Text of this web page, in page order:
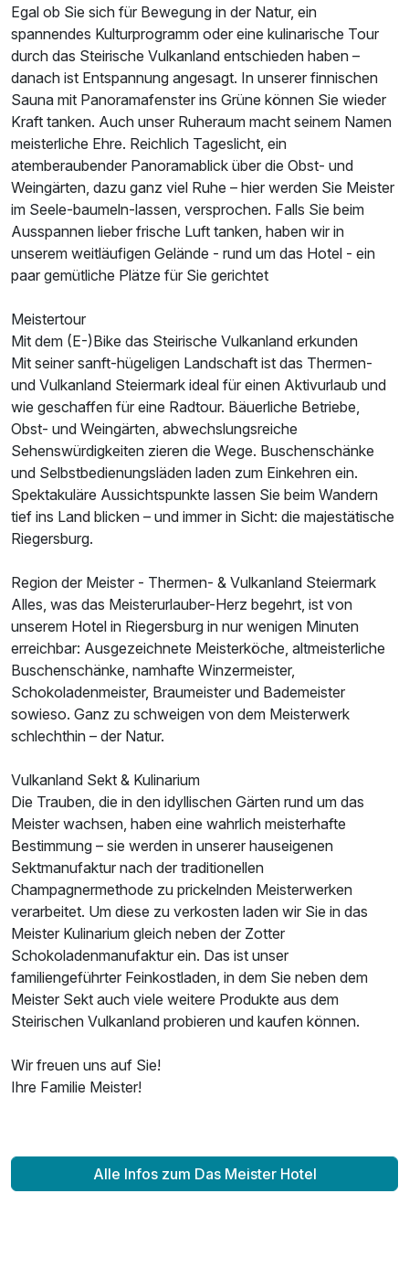
Egal ob Sie sich für Bewegung in der Natur, ein
spannendes Kulturprogramm oder eine kulinarische Tour
durch das Steirische Vulkanland entschieden haben –
danach ist Entspannung angesagt. In unserer finnischen
Sauna mit Panoramafenster ins Grüne können Sie wieder
Kraft tanken. Auch unser Ruheraum macht seinem Namen
meisterliche Ehre. Reichlich Tageslicht, ein
atemberaubender Panoramablick über die Obst- und
Weingärten, dazu ganz viel Ruhe – hier werden Sie Meister
im Seele-baumeln-lassen, versprochen. Falls Sie beim
Ausspannen lieber frische Luft tanken, haben wir in
unserem weitläufigen Gelände - rund um das Hotel - ein
paar gemütliche Plätze für Sie gerichtet
Meistertour
Mit dem (E-)Bike das Steirische Vulkanland erkunden
Mit seiner sanft-hügeligen Landschaft ist das Thermen-
und Vulkanland Steiermark ideal für einen Aktivurlaub und
wie geschaffen für eine Radtour. Bäuerliche Betriebe,
Obst- und Weingärten, abwechslungsreiche
Sehenswürdigkeiten zieren die Wege. Buschenschänke
und Selbstbedienungsläden laden zum Einkehren ein.
Spektakuläre Aussichtspunkte lassen Sie beim Wandern
tief ins Land blicken – und immer in Sicht: die majestätische
Riegersburg.
Region der Meister - Thermen- & Vulkanland Steiermark
Alles, was das Meisterurlauber-Herz begehrt, ist von
unserem Hotel in Riegersburg in nur wenigen Minuten
erreichbar: Ausgezeichnete Meisterköche, altmeisterliche
Buschenschänke, namhafte Winzermeister,
Schokoladenmeister, Braumeister und Bademeister
sowieso. Ganz zu schweigen von dem Meisterwerk
schlechthin – der Natur.
Vulkanland Sekt & Kulinarium
Die Trauben, die in den idyllischen Gärten rund um das
Meister wachsen, haben eine wahrlich meisterhafte
Bestimmung – sie werden in unserer hauseigenen
Sektmanufaktur nach der traditionellen
Champagnermethode zu prickelnden Meisterwerken
verarbeitet. Um diese zu verkosten laden wir Sie in das
Meister Kulinarium gleich neben der Zotter
Schokoladenmanufaktur ein. Das ist unser
familiengeführter Feinkostladen, in dem Sie neben dem
Meister Sekt auch viele weitere Produkte aus dem
Steirischen Vulkanland probieren und kaufen können.
Wir freuen uns auf Sie!
Ihre Familie Meister!
Alle Infos zum Das Meister Hotel